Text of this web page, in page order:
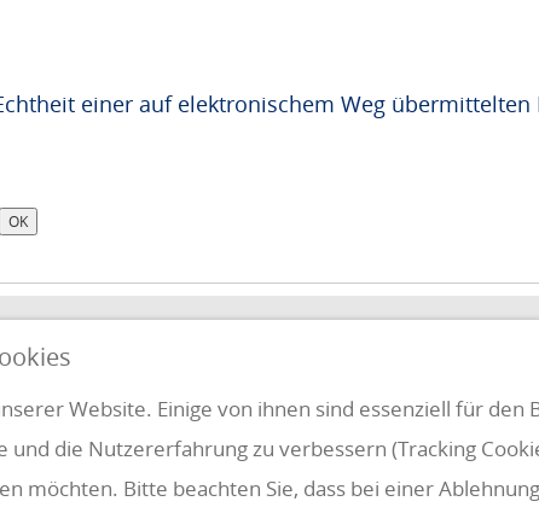
einer auf elektronischem Weg übermittelten
Klientenbereich
Disclaimer
Website. Einige von ihnen sind essenziell für den
und die Nutzererfahrung zu verbessern (Tracking
möchten. Bitte beachten Sie, dass bei einer